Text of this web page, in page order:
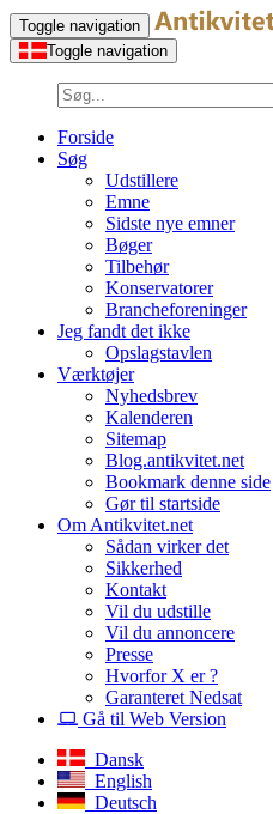
Toggle navigation
Toggle navigation
Forside
Søg
Udstillere
Emne
Sidste nye emner
Bøger
Tilbehør
Konservatorer
Brancheforeninger
Jeg fandt det ikke
Opslagstavlen
Værktøjer
Nyhedsbrev
Kalenderen
Sitemap
Blog.antikvitet.net
Bookmark denne side
Gør til startside
Om Antikvitet.net
Sådan virker det
Sikkerhed
Kontakt
Vil du udstille
Vil du annoncere
Presse
Hvorfor X er ?
Garanteret Nedsat
Gå til Web Version
Dansk
English
Deutsch